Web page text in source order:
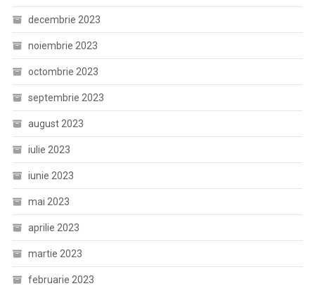
decembrie 2023
noiembrie 2023
octombrie 2023
septembrie 2023
august 2023
iulie 2023
iunie 2023
mai 2023
aprilie 2023
martie 2023
februarie 2023